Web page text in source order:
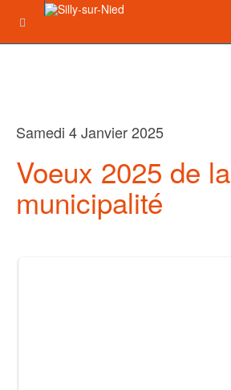
Samedi 4 Janvier 2025
Voeux 2025 de la
municipalité